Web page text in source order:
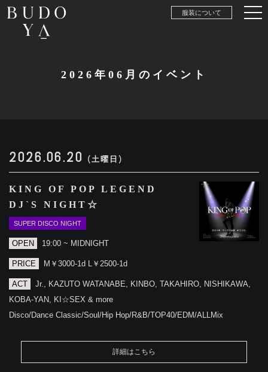
服装について
2026年06月のイベント
2026.06.20 (土曜日)
KING OF POP LEGEND
DJ`S NIGHT☆
SUPER DISCO NIGHT
OPEN 19:00 ~ MIDNIGHT
PRICE M￥3000-1d L￥2500-1d
ACT
Jr., KAZUTO WATANABE, KINBO, TAKAHIRO, NISHIKAWA,
KOBA-YAN, KI☆SEX & more
Disco/Dance Classic/Soul/Hip Hop/R&B/TOP40/EDM/ALLMix
詳細はこちら